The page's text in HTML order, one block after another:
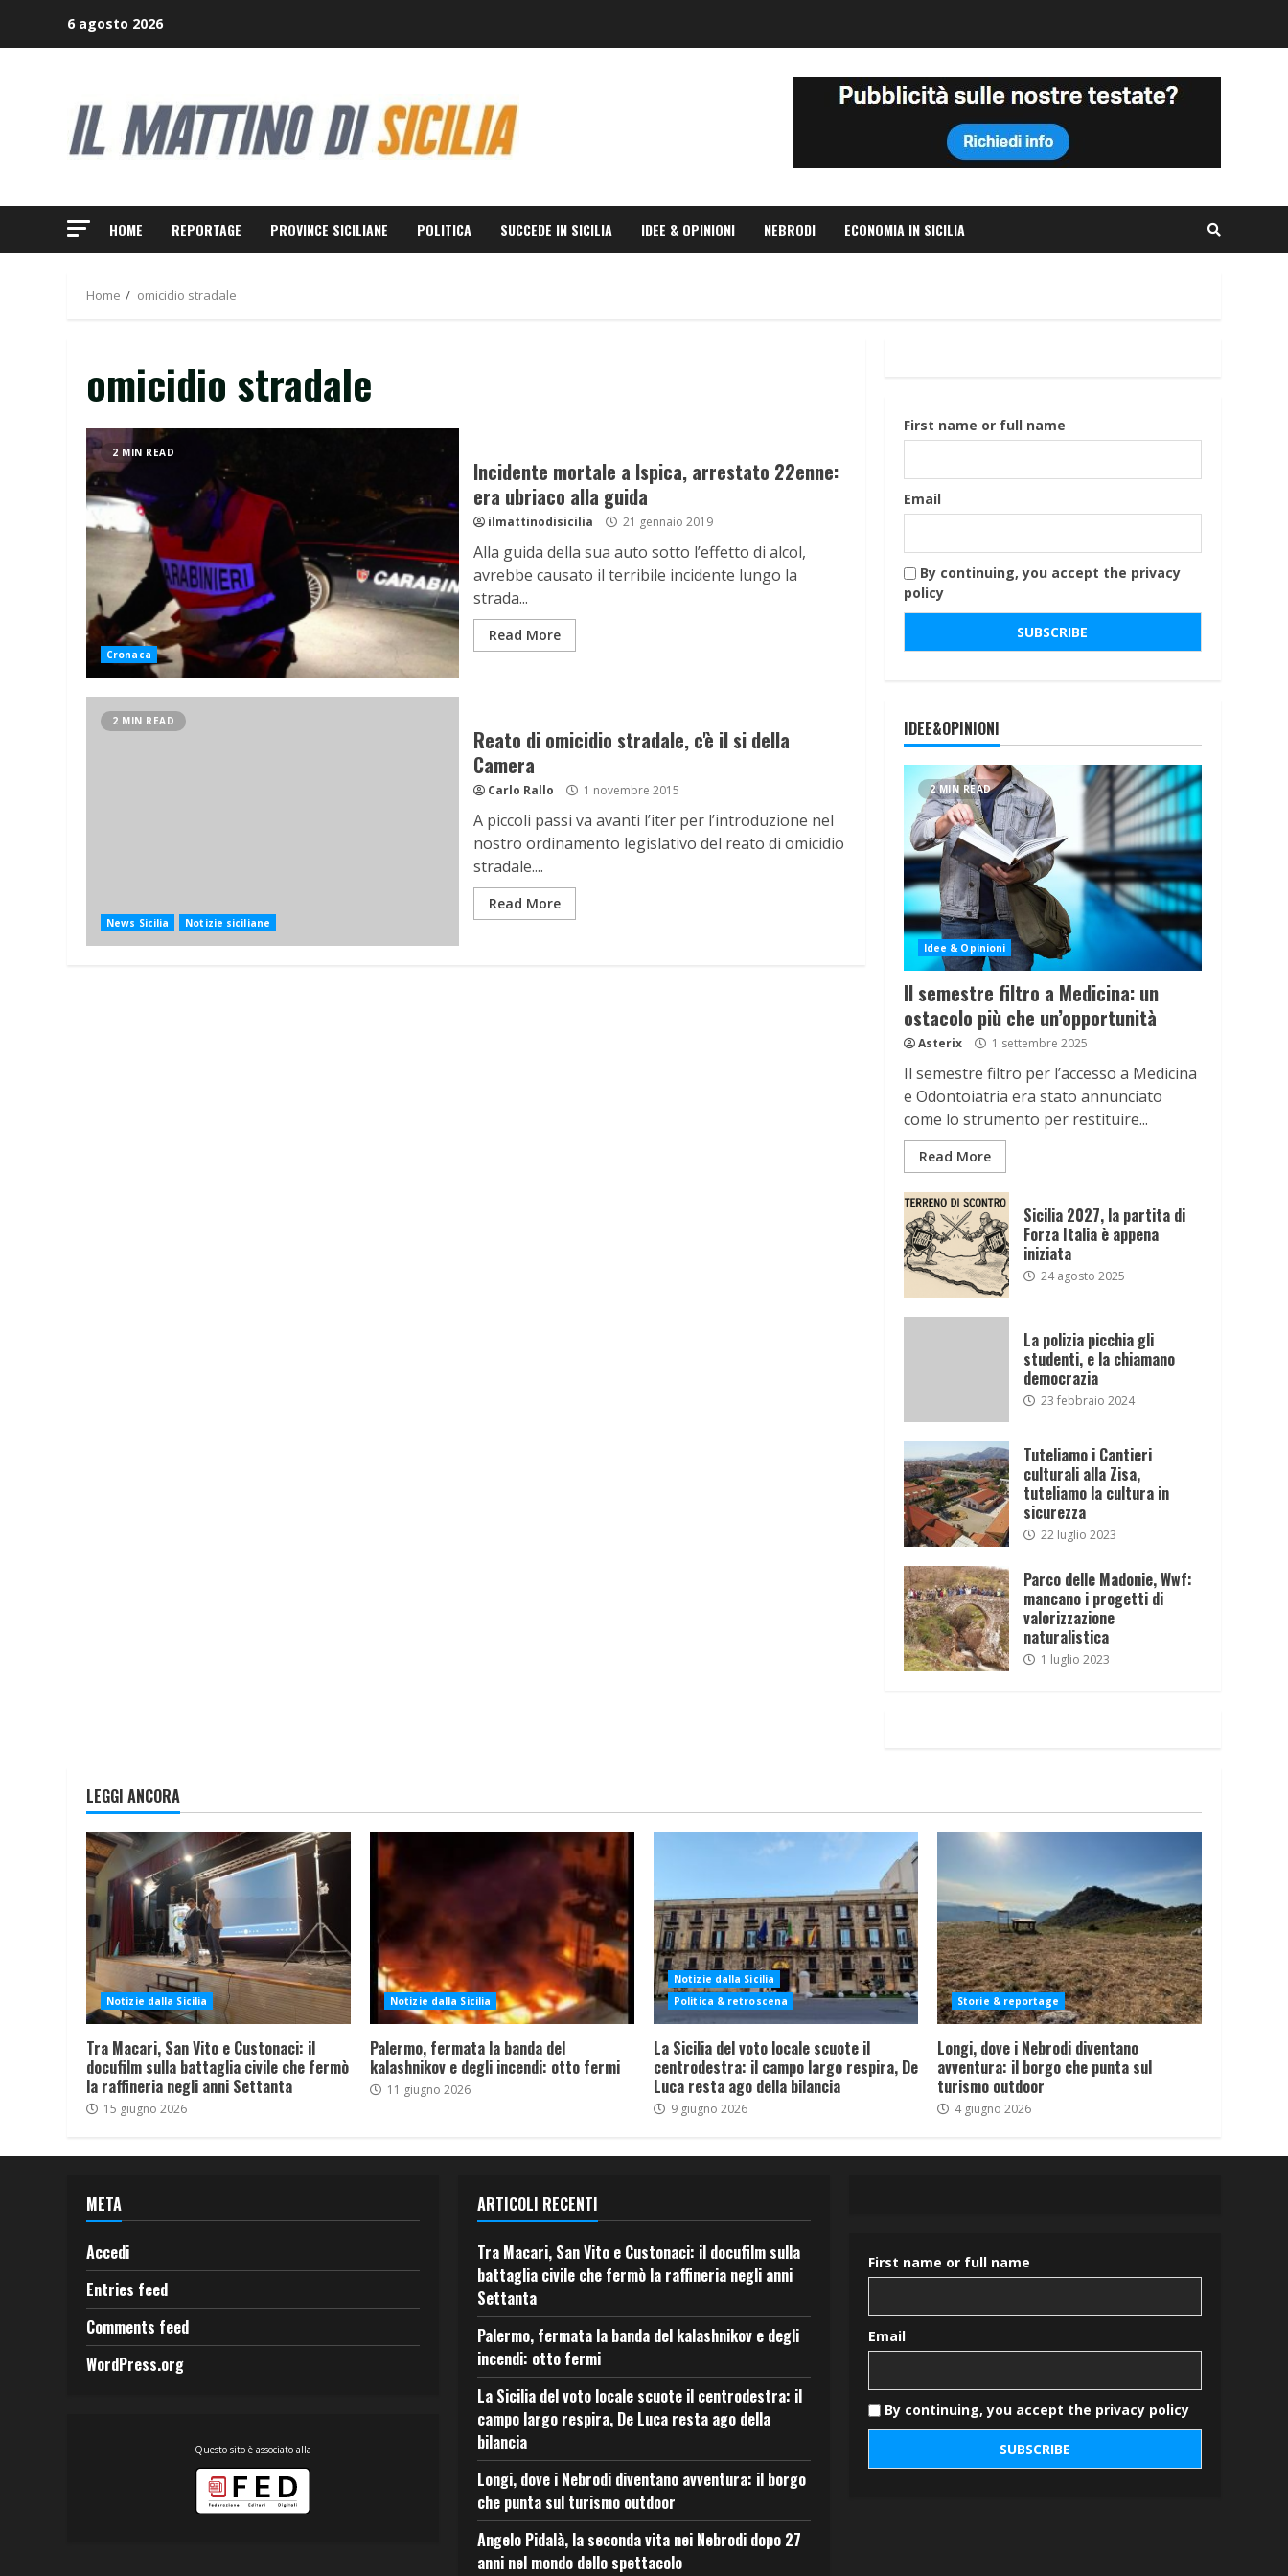
6 agosto 2026
HOME REPORTAGE PROVINCE SICILIANE POLITICA SUCCEDE IN SICILIA IDEE & OPINIONI NEBRODI ECONOMIA IN SICILIA
Home omicidio stradale
omicidio stradale
2 MIN READ
Cronaca
Incidente mortale a Ispica, arrestato 22enne:
era ubriaco alla guida
ilmattinodisicilia 21 gennaio 2019
Alla guida della sua auto sotto l’effetto di alcol,
avrebbe causato il terribile incidente lungo la
strada...
Read More
2 MIN READ
News Sicilia Notizie siciliane
Reato di omicidio stradale, c'è il si della
Camera
Carlo Rallo 1 novembre 2015
A piccoli passi va avanti l’iter per l’introduzione nel
nostro ordinamento legislativo del reato di omicidio
stradale....
Read More
First name or full name
Email
By continuing, you accept the privacy
policy
IDEE&OPINIONI
2 MIN READ
Idee & Opinioni
Il semestre filtro a Medicina: un
ostacolo più che un’opportunità
Asterix 1 settembre 2025
Il semestre filtro per l’accesso a Medicina
e Odontoiatria era stato annunciato
come lo strumento per restituire...
Read More
Sicilia 2027, la partita di
Forza Italia è appena
iniziata
24 agosto 2025
La polizia picchia gli
studenti, e la chiamano
democrazia
23 febbraio 2024
Tuteliamo i Cantieri
culturali alla Zisa,
tuteliamo la cultura in
sicurezza
22 luglio 2023
Parco delle Madonie, Wwf:
mancano i progetti di
valorizzazione
naturalistica
1 luglio 2023
LEGGI ANCORA
Notizie dalla Sicilia
Tra Macari, San Vito e Custonaci: il
docufilm sulla battaglia civile che fermò
la raffineria negli anni Settanta
15 giugno 2026
Notizie dalla Sicilia
Palermo, fermata la banda del
kalashnikov e degli incendi: otto fermi
11 giugno 2026
Notizie dalla Sicilia
Politica & retroscena
La Sicilia del voto locale scuote il
centrodestra: il campo largo respira, De
Luca resta ago della bilancia
9 giugno 2026
Storie & reportage
Longi, dove i Nebrodi diventano
avventura: il borgo che punta sul
turismo outdoor
4 giugno 2026
META
Accedi
Entries feed
Comments feed
WordPress.org
Questo sito è associato alla
ARTICOLI RECENTI
Tra Macari, San Vito e Custonaci: il docufilm sulla
battaglia civile che fermò la raffineria negli anni
Settanta
Palermo, fermata la banda del kalashnikov e degli
incendi: otto fermi
La Sicilia del voto locale scuote il centrodestra: il
campo largo respira, De Luca resta ago della
bilancia
Longi, dove i Nebrodi diventano avventura: il borgo
che punta sul turismo outdoor
Angelo Pidalà, la seconda vita nei Nebrodi dopo 27
anni nel mondo dello spettacolo
First name or full name
Email
By continuing, you accept the privacy policy